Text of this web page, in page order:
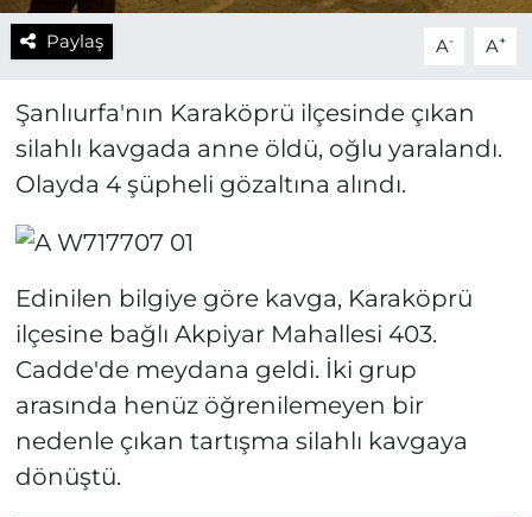
Paylaş A- A+
Şanlıurfa'nın Karaköprü ilçesinde çıkan
silahlı kavgada anne öldü, oğlu yaralandı.
Olayda 4 şüpheli gözaltına alındı.
Edinilen bilgiye göre kavga, Karaköprü
ilçesine bağlı Akpiyar Mahallesi 403.
Cadde'de meydana geldi. İki grup
arasında henüz öğrenilemeyen bir
nedenle çıkan tartışma silahlı kavgaya
dönüştü.